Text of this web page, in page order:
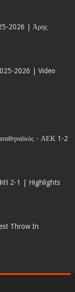
2026 | Άρης
2026 | Video
- ΑΕΚ 1-2
2-1 | Highlights
Throw In